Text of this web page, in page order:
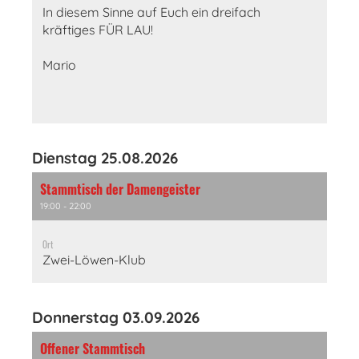
In diesem Sinne auf Euch ein dreifach
kräftiges FÜR LAU!
Mario
Dienstag 25.08.2026
Stammtisch der Damengeister
19:00 - 22:00
Ort
Zwei-Löwen-Klub
Donnerstag 03.09.2026
Offener Stammtisch